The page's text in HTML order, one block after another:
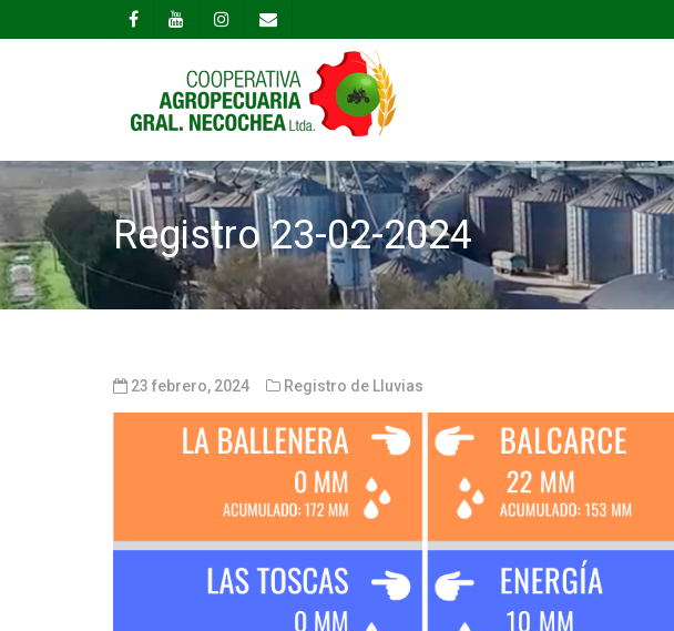
Registro 23-02-2024
23 febrero, 2024 Registro de Lluvias